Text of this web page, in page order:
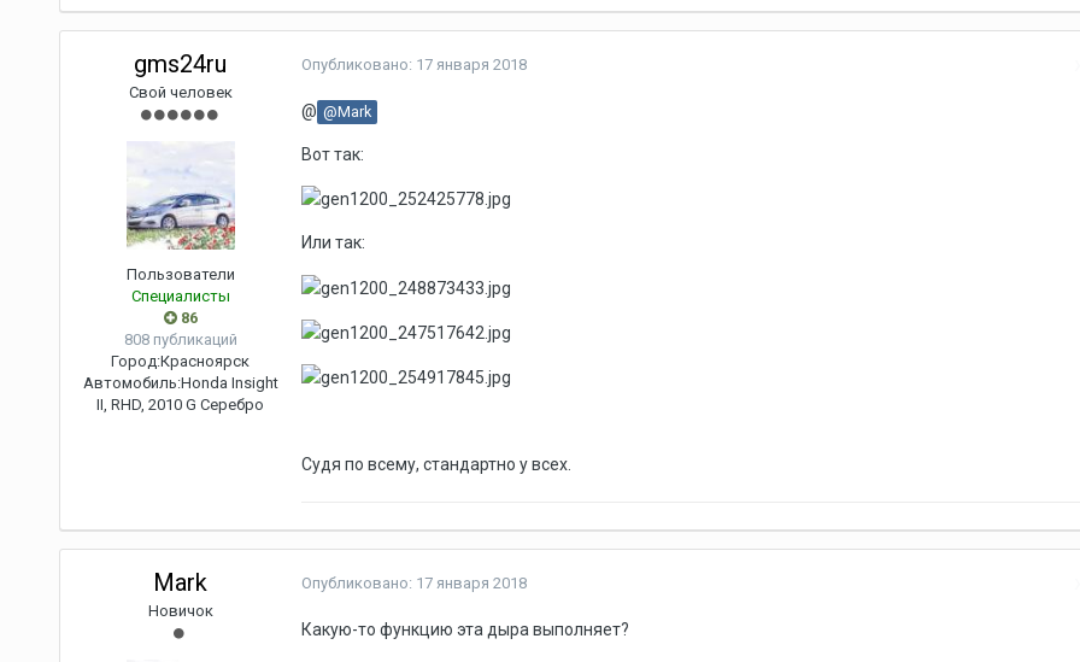
gms24ru
Свой человек
Пользователи
Специалисты
86
808 публикаций
Город:Красноярск
Автомобиль:Honda Insight
II, RHD, 2010 G Серебро
Опубликовано: 17 января 2018
@ @Mark
Вот так:
Или так:
Судя по всему, стандартно у всех.
Mark
Новичок
Опубликовано: 17 января 2018
Какую-то функцию эта дыра выполняет?